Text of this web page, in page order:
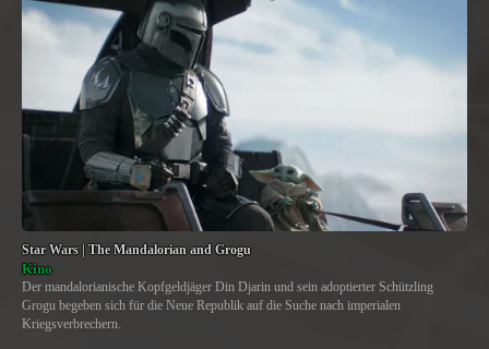
Star Wars | The Mandalorian and Grogu
Kino
Der mandalorianische Kopfgeldjäger Din Djarin und sein adoptierter Schützling
Grogu begeben sich für die Neue Republik auf die Suche nach imperialen
Kriegsverbrechern.